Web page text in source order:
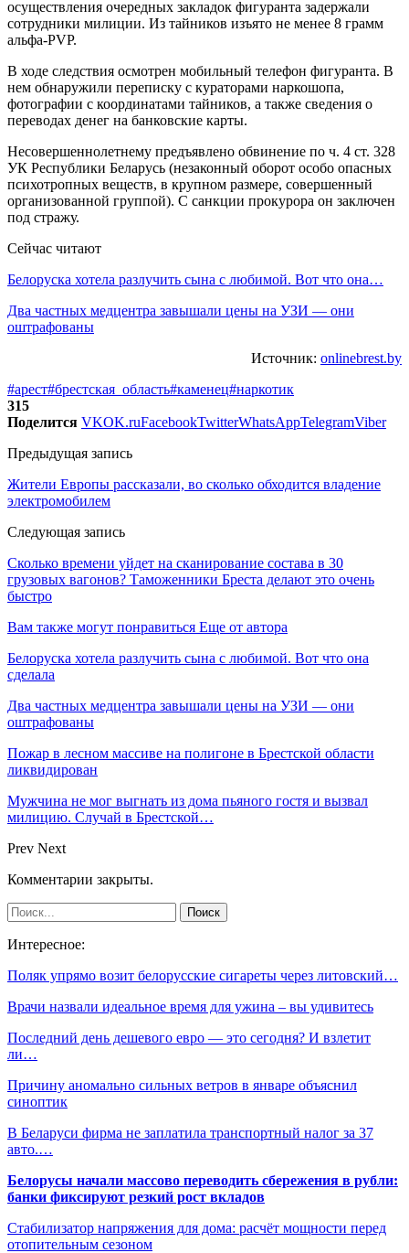
осуществления очередных закладок фигуранта задержали
сотрудники милиции. Из тайников изъято не менее 8 грамм
альфа-PVP.
В ходе следствия осмотрен мобильный телефон фигуранта. В
нем обнаружили переписку с кураторами наркошопа,
фотографии с координатами тайников, а также сведения о
переводах денег на банковские карты.
Несовершеннолетнему предъявлено обвинение по ч. 4 ст. 328
УК Республики Беларусь (незаконный оборот особо опасных
психотропных веществ, в крупном размере, совершенный
организованной группой). С санкции прокурора он заключен
под стражу.
Сейчас читают
Белоруска хотела разлучить сына с любимой. Вот что она…
Два частных медцентра завышали цены на УЗИ — они
оштрафованы
Источник: onlinebrest.by
#арест#брестская_область#каменец#наркотик
315
Поделится VKOK.ruFacebookTwitterWhatsAppTelegramViber
Предыдущая запись
Жители Европы рассказали, во сколько обходится владение
электромобилем
Следующая запись
Сколько времени уйдет на сканирование состава в 30
грузовых вагонов? Таможенники Бреста делают это очень
быстро
Вам также могут понравиться Еще от автора
Белоруска хотела разлучить сына с любимой. Вот что она
сделала
Два частных медцентра завышали цены на УЗИ — они
оштрафованы
Пожар в лесном массиве на полигоне в Брестской области
ликвидирован
Мужчина не мог выгнать из дома пьяного гостя и вызвал
милицию. Случай в Брестской…
Prev Next
Комментарии закрыты.
Интересное:
Поляк упрямо возит белорусские сигареты через литовский…
Врачи назвали идеальное время для ужина – вы удивитесь
Последний день дешевого евро — это сегодня? И взлетит
ли…
Причину аномально сильных ветров в январе объяснил
синоптик
В Беларуси фирма не заплатила транспортный налог за 37
авто.…
Белорусы начали массово переводить сбережения в рубли:
банки фиксируют резкий рост вкладов
Стабилизатор напряжения для дома: расчёт мощности перед
отопительным сезоном